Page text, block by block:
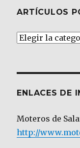
ARTÍCULOS
Artículos
ENLACES DE
Moteros de
http://